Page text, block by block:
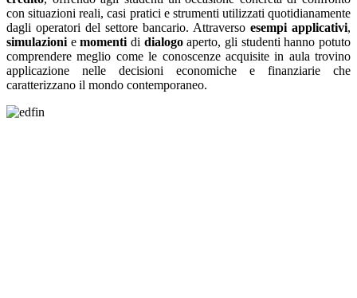
con situazioni reali, casi pratici e strumenti utilizzati quotidianamente
dagli operatori del settore bancario. Attraverso esempi applicativi,
simulazioni emomenti di dialogoaperto, gli studenti hanno potuto
comprendere meglio come le conoscenze acquisite in aula trovino
applicazione nelle decisioni economiche e finanziarie che
caratterizzano il mondo contemporaneo.